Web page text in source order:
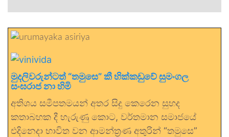
මුදලිවරුන්ටත් “තමුසෙ” කී හික්කඩුවේ සුමංගල
සංඝරාජ නා හිමි
අතිශය සමීපතමයන් අතර සිදු කෙරෙන සුහද
කතාබහක දී හැරුණු කොට, වර්තමාන සමාජයේ
එදිනෙදා භාවිත වන ආමන්ත්‍රණ අතුරින් “තමුසෙ”